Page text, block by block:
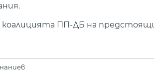
коалицията ПП-ДБ на